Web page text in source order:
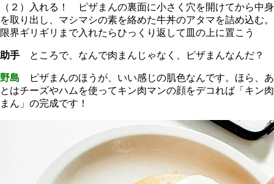
（２）入れる！ ピザまんの裏面に小さく穴を開けてから中身
を取り出し、マシマシの素を絡めた牛丼のアタマを詰め込む。
限界ギリギリまで入れたらひっくり返して皿の上に置こう
助手 ところで、なんで肉まんじゃなく、ピザまんなんだ？
野島 ピザまんのほうが、いい感じの肌色なんです。ほら、あ
とはチーズやハムを使ってキン肉マンの顔をデコれば「キン肉
まん」の完成です！